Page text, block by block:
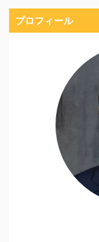
プロフィール